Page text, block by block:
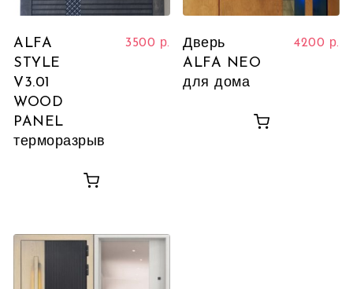
ALFA
STYLE
V3.01
WOOD
PANEL
терморазрыв
3500 р.
Дверь
ALFA NEO
для дома
4200 р.